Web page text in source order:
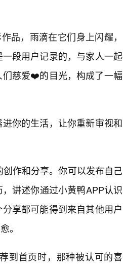
品，雨滴在它们身上闪耀，
段用户记录的，与家人一起
们慈爱❤️的目光，构成了一幅
你的生活，让你重新审视和
作和分享。你可以发布自己
讲述你通过小黄鸭APP认识
享都可能得到来自其他用户
。
到首页时，那种被认可的喜